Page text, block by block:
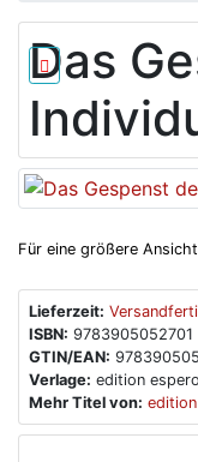
Das
Für eine größere
Lieferzeit:
ISBN: 9783905052701
GTIN/EAN:
Verlage: edition espero
Mehr Titel von: